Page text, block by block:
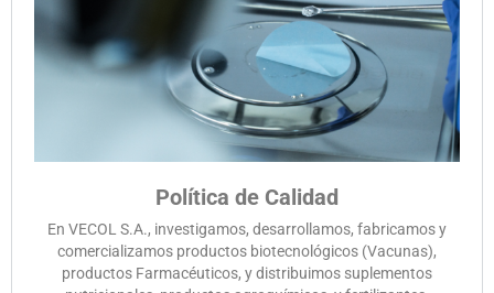
Política de Calidad
En VECOL S.A., investigamos, desarrollamos, fabricamos y
comercializamos productos biotecnológicos (Vacunas),
productos Farmacéuticos, y distribuimos suplementos